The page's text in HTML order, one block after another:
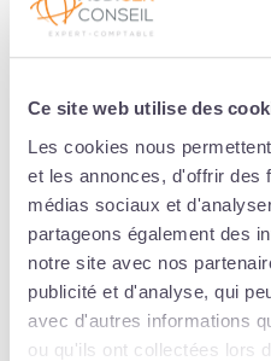
Ce site web utilise des
Les cookies nous
et les annonces, d'offrir des
médias sociaux et
partageons également des
notre site avec nos
publicité et d'analyse, qui
avec d'autres informations
ou qu'ils ont collectées lors
objectifs visés, difficultés
contrairement à l’entretien
entretien distinct de celui
Non vous ne pouvez pas
travail du salarié pendant
professionnel. Vous
mener ces 2 entretiens de
les distinguant bien.
mener sur des créneaux